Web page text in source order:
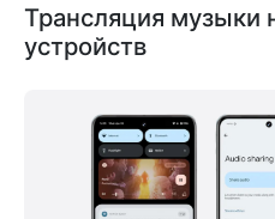
Трансляция музыки
устройств